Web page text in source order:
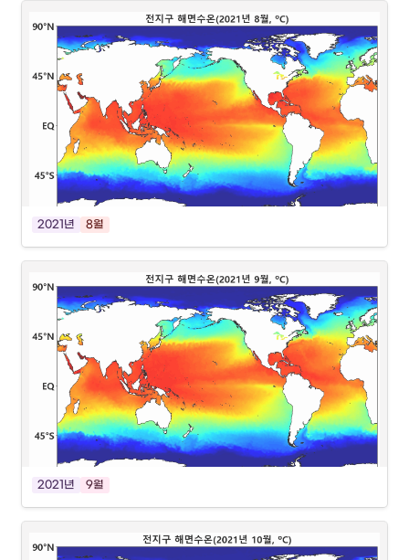
2021년 8월
2021년 9월